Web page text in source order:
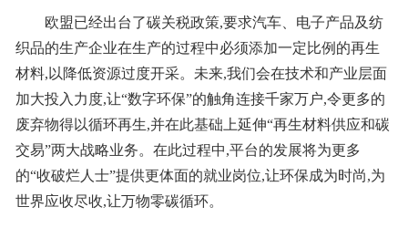
欧盟已经出台了碳关税政策,要求汽车、电子产品及纺
织品的生产企业在生产的过程中必须添加一定比例的再生
材料,以降低资源过度开采。未来,我们会在技术和产业层面
加大投入力度,让“数字环保”的触角连接千家万户,令更多的
废弃物得以循环再生,并在此基础上延伸“再生材料供应和碳
交易”两大战略业务。在此过程中,平台的发展将为更多
的“收破烂人士”提供更体面的就业岗位,让环保成为时尚,为
世界应收尽收,让万物零碳循环。